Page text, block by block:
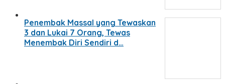
Penembak Massal yang Tewaskan
3 dan Lukai 7 Orang, Tewas
Menembak Diri Sendiri d…